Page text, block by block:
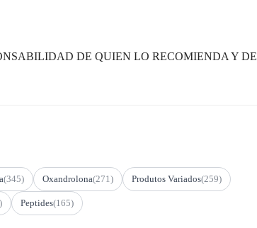
DE QUIEN LO RECOMIENDA Y DE
(345) Oxandrolona(271) Produtos Variados(259)
Peptides(165)